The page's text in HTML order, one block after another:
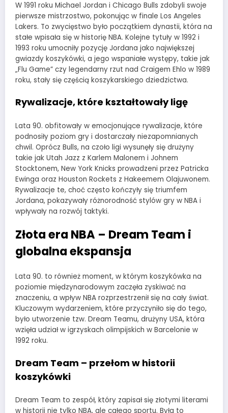
W 1991 roku Michael Jordan i Chicago Bulls zdobyli swoje
pierwsze mistrzostwo, pokonując w finale Los Angeles
Lakers. To zwycięstwo było początkiem dynastii, która na
stałe wpisała się w historię NBA. Kolejne tytuły w 1992 i
1993 roku umocniły pozycję Jordana jako największej
gwiazdy koszykówki, a jego wspaniałe występy, takie jak
„Flu Game” czy legendarny rzut nad Craigem Ehlo w 1989
roku, stały się częścią koszykarskiego dziedzictwa.
Rywalizacje, które kształtowały ligę
Lata 90. obfitowały w emocjonujące rywalizacje, które
podnosiły poziom gry i dostarczały niezapomnianych
chwil. Oprócz Bulls, na czoło ligi wysunęły się drużyny
takie jak Utah Jazz z Karlem Malonem i Johnem
Stocktonem, New York Knicks prowadzeni przez Patricka
Ewinga oraz Houston Rockets z Hakeemem Olajuwonem.
Rywalizacje te, choć często kończyły się triumfem
Jordana, pokazywały różnorodność stylów gry w NBA i
wpływały na rozwój taktyki.
Złota era NBA – Dream Team i
globalna ekspansja
Lata 90. to również moment, w którym koszykówka na
poziomie międzynarodowym zaczęła zyskiwać na
znaczeniu, a wpływ NBA rozprzestrzenił się na cały świat.
Kluczowym wydarzeniem, które przyczyniło się do tego,
było utworzenie tzw. Dream Teamu, drużyny USA, która
wzięła udział w igrzyskach olimpijskich w Barcelonie w
1992 roku.
Dream Team – przełom w historii
koszykówki
Dream Team to zespół, który zapisał się złotymi literami
w historii nie tylko NBA, ale całego sportu. Była to